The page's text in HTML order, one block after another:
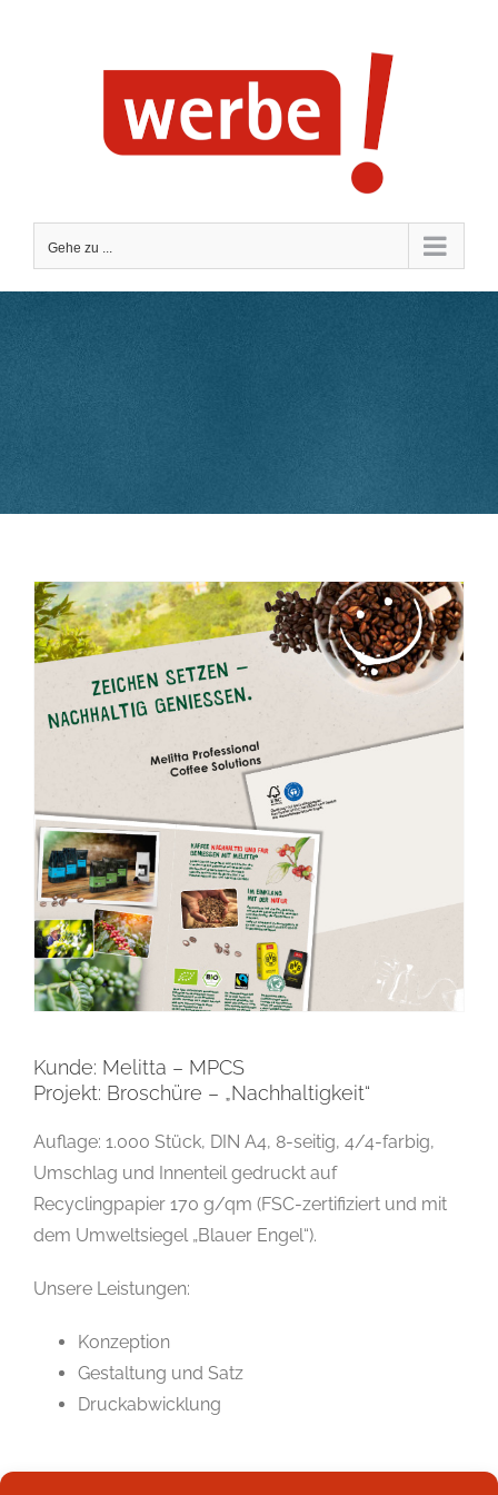
Gehe zu ...
Kunde: Melitta – MPCS
Projekt: Broschüre – „Nachhaltigkeit“
Auflage: 1.000 Stück, DIN A4, 8-seitig, 4/4-farbig,
Umschlag und Innenteil gedruckt auf
Recyclingpapier 170 g/qm (FSC-zertifiziert und mit
dem Umweltsiegel „Blauer Engel“).
Unsere Leistungen:
Konzeption
Gestaltung und Satz
Druckabwicklung